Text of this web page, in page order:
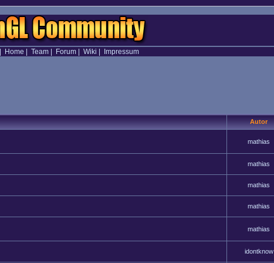
Home Team| Forum| Wiki Impressum
Autor
mathias
mathias
mathias
mathias
mathias
idontknow